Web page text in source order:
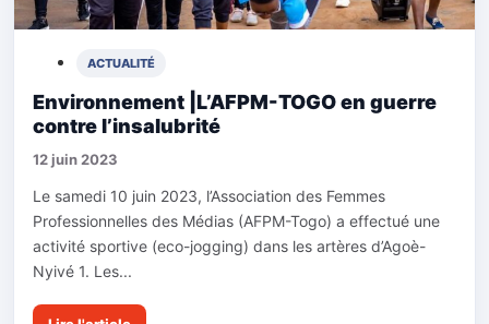
ACTUALITÉ
Environnement |L’AFPM-TOGO en guerre
contre l’insalubrité
12 juin 2023
Le samedi 10 juin 2023, l’Association des Femmes
Professionnelles des Médias (AFPM-Togo) a effectué une
activité sportive (eco-jogging) dans les artères d’Agoè-
Nyivé 1. Les...